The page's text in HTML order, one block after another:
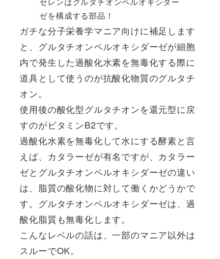
ゼを構成する部品！
ガチな分子栄養学マニア向けに補足します
と、グルタチオンペルオキシダーゼが細胞
内で発生した過酸化水素を無毒化する際に
道具として使うのが抗酸化物質のグルタチ
オン。
使用後の酸化型グルタチオンを還元型に戻
すのがビタミンB2です。
過酸化水素を無毒化して水にする酵素と言
えば、カタラーゼが有名ですが、カタラー
ゼとグルタチオンペルオキシダーゼの違い
は、脂質の酸化物に対して働くかどうかで
す。グルタチオンペルオキシダーゼは、過
酸化脂質も無毒化します。
こんなレベルの話は、一部のマニア以外は
スルーでOK。